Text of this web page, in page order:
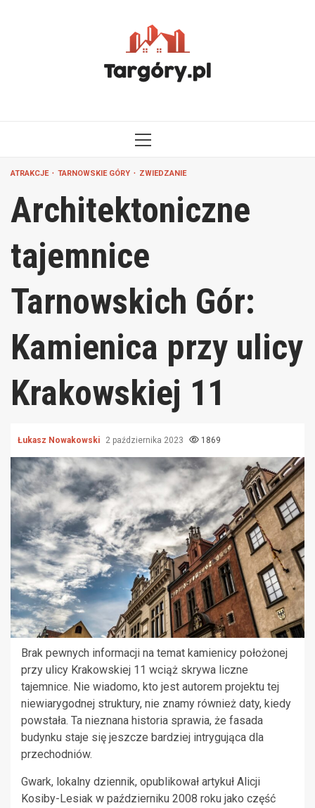
MENU
ATRAKCJE TARNOWSKIE GÓRY ZWIEDZANIE
Architektoniczne
tajemnice
Tarnowskich Gór:
Kamienica przy ulicy
Krakowskiej 11
Łukasz Nowakowski 2 października 2023 1869
Brak pewnych informacji na temat kamienicy położonej
przy ulicy Krakowskiej 11 wciąż skrywa liczne
tajemnice. Nie wiadomo, kto jest autorem projektu tej
niewiarygodnej struktury, nie znamy również daty, kiedy
powstała. Ta nieznana historia sprawia, że fasada
budynku staje się jeszcze bardziej intrygująca dla
przechodniów.
Gwark, lokalny dziennik, opublikował artykuł Alicji
Kosiby-Lesiak w październiku 2008 roku jako część